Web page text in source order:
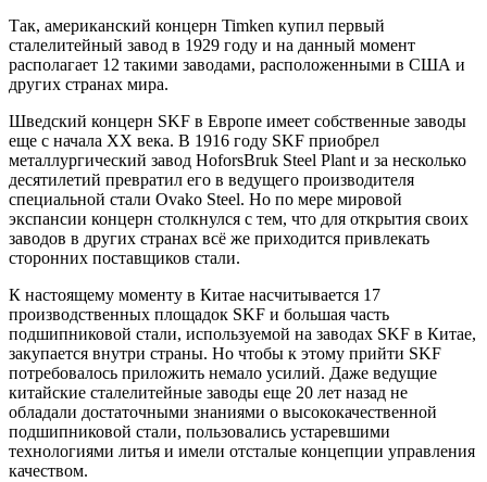
Так, американский концерн Timken купил первый
сталелитейный завод в 1929 году и на данный момент
располагает 12 такими заводами, расположенными в США и
других странах мира.
Шведский концерн SKF в Европе имеет собственные заводы
еще с начала XX века. В 1916 году SKF приобрел
металлургический завод HoforsBruk Steel Plant и за несколько
десятилетий превратил его в ведущего производителя
специальной стали Ovako Steel. Но по мере мировой
экспансии концерн столкнулся с тем, что для открытия своих
заводов в других странах всё же приходится привлекать
сторонних поставщиков стали.
К настоящему моменту в Китае насчитывается 17
производственных площадок SKF и большая часть
подшипниковой стали, используемой на заводах SKF в Китае,
закупается внутри страны. Но чтобы к этому прийти SKF
потребовалось приложить немало усилий. Даже ведущие
китайские сталелитейные заводы еще 20 лет назад не
обладали достаточными знаниями о высококачественной
подшипниковой стали, пользовались устаревшими
технологиями литья и имели отсталые концепции управления
качеством.